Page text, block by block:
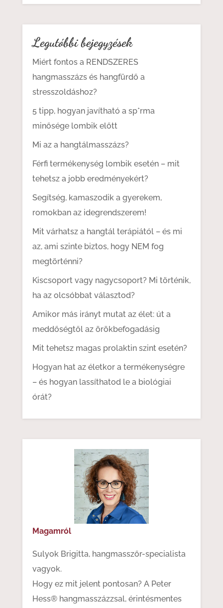
Legutóbbi bejegyzések
Miért fontos a RENDSZERES
hangmasszázs és hangfürdő a
stresszoldáshoz?
5 tipp, hogyan javítható a sp*rma
minősége lombik előtt
Mi az a hangtálmasszázs?
Férfi termékenység lombik esetén – mit
tehetsz a jobb eredményekért?
Segítség, kamaszodik a gyerekem,
romokban az idegrendszerem!
Mit várhatsz a hangtál terápiától – és mi
az, ami szinte biztos, hogy NEM fog
megtörténni?
Kiscsoport vagy nagycsoport? Mi történik,
ha az olcsóbbat választod?
Amikor más irányt mutat az élet: út a
meddőségtől az örökbefogadásig
Mit tehetsz magas prolaktin szint esetén?
Hogyan hat az életkor a termékenységre
– és hogyan lassíthatod le a biológiai
órát?
Magamról
Sulyok Brigitta, hangmasszőr-specialista
vagyok.
Hogy ez mit jelent pontosan? A Peter
Hess® hangmasszázzsal, érintésmentes